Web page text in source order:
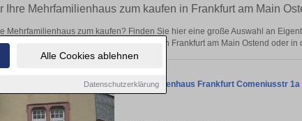
Alle Cookies ablehnen
Datenschutzerklärung
Ihre Mehrfamilienhaus zum kaufen in Frankfurt am Main
Mehrfamilienhaus zum kaufen? Finden Sie hier eine große Auswahl an
– hier finden Sie Ihre Immobilie in Frankfurt am Main Ostend oder in
Mehrfamilienhaus Frankfurt Comeniusstr